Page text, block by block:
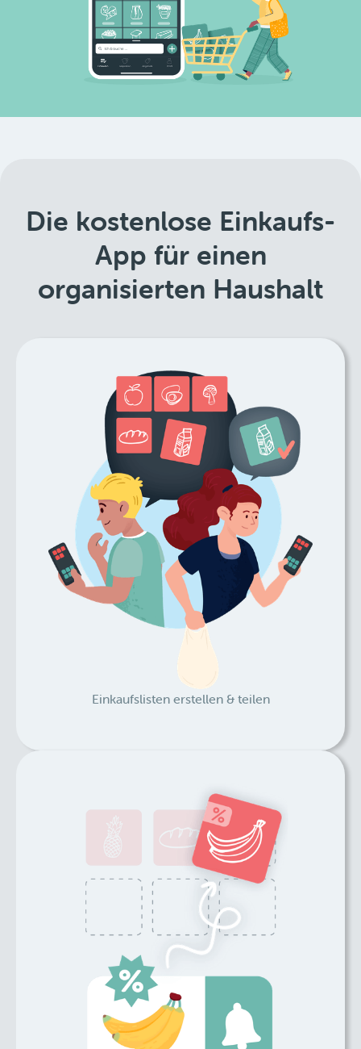
Die kostenlose Einkaufs-
App für einen
organisierten Haushalt
Einkaufslisten erstellen & teilen